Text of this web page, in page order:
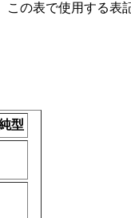
の表で使用する表
型